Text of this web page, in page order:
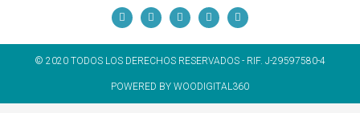
© 2020 TODOS LOS DERECHOS RESERVADOS - RIF. J-29597580-4
POWERED BY WOODIGITAL360